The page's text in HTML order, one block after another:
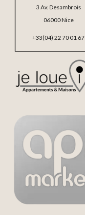
3 Av. Desambrois
06000 Nice
+33(04) 22 70 01 67